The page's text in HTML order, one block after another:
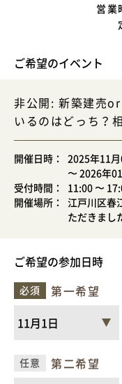
営業
ご希望のイベント
非公開: 新築建売
いるのはどっち？
開催日時
2025年11月
〜 2026年
受付時間
11:00 〜
開催場所
江戸川区春
ただきまし
ご希望の参加日時
必須
第一希望
任意
第二希望